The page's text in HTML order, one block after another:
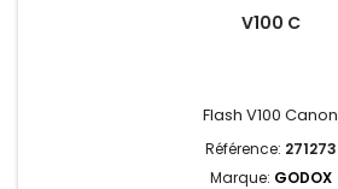
V100 C
Flash V100 Canon
Référence: 271273
Marque: GODOX